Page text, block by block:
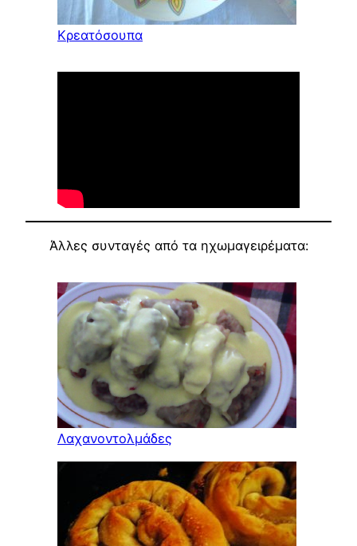
Κρεατόσουπα
Άλλες συνταγές από τα ηχωμαγειρέματα:
Λαχανοντολμάδες